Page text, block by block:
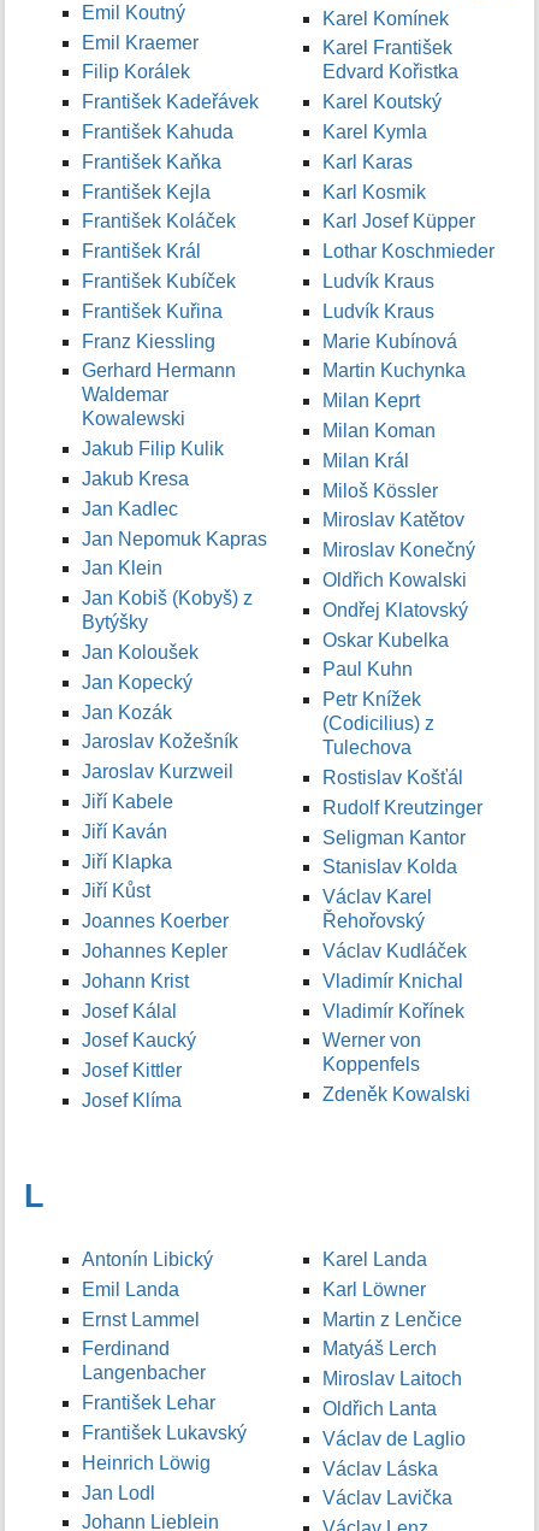
Emil Koutný
Emil Kraemer
Filip Korálek
František Kadeřávek
František Kahuda
František Kaňka
František Kejla
František Koláček
František Král
František Kubíček
František Kuřina
Franz Kiessling
Gerhard Hermann
Waldemar
Kowalewski
Jakub Filip Kulik
Jakub Kresa
Jan Kadlec
Jan Nepomuk Kapras
Jan Klein
Jan Kobiš (Kobyš) z
Bytýšky
Jan Koloušek
Jan Kopecký
Jan Kozák
Jaroslav Kožešník
Jaroslav Kurzweil
Jiří Kabele
Jiří Kaván
Jiří Klapka
Jiří Kůst
Joannes Koerber
Johannes Kepler
Johann Krist
Josef Kálal
Josef Kaucký
Josef Kittler
Josef Klíma
Karel Komínek
Karel František
Edvard Kořistka
Karel Koutský
Karel Kymla
Karl Karas
Karl Kosmik
Karl Josef Küpper
Lothar Koschmieder
Ludvík Kraus
Ludvík Kraus
Marie Kubínová
Martin Kuchynka
Milan Keprt
Milan Koman
Milan Král
Miloš Kössler
Miroslav Katětov
Miroslav Konečný
Oldřich Kowalski
Ondřej Klatovský
Oskar Kubelka
Paul Kuhn
Petr Knížek
(Codicilius) z
Tulechova
Rostislav Košťál
Rudolf Kreutzinger
Seligman Kantor
Stanislav Kolda
Václav Karel
Řehořovský
Václav Kudláček
Vladimír Knichal
Vladimír Kořínek
Werner von
Koppenfels
Zdeněk Kowalski
L
Antonín Libický
Emil Landa
Ernst Lammel
Ferdinand
Langenbacher
František Lehar
František Lukavský
Heinrich Löwig
Jan Lodl
Johann Lieblein
Karel Landa
Karl Löwner
Martin z Lenčice
Matyáš Lerch
Miroslav Laitoch
Oldřich Lanta
Václav de Laglio
Václav Láska
Václav Lavička